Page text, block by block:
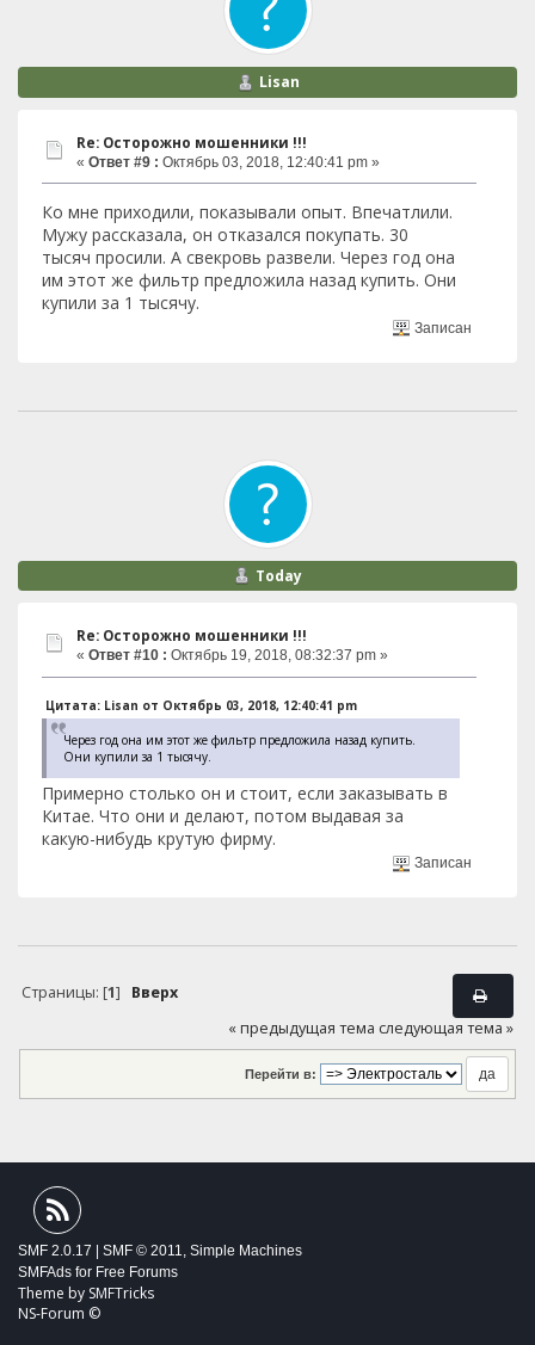
Lisan
Re: Осторожно мошенники !!!
« Ответ #9 : Октябрь 03, 2018, 12:40:41 pm »
Ко мне приходили, показывали опыт. Впечатлили.
Мужу рассказала, он отказался покупать. 30
тысяч просили. А свекровь развели. Через год она
им этот же фильтр предложила назад купить. Они
купили за 1 тысячу.
Записан
Today
Re: Осторожно мошенники !!!
« Ответ #10 : Октябрь 19, 2018, 08:32:37 pm »
Цитата: Lisan от Октябрь 03, 2018, 12:40:41 pm
Через год она им этот же фильтр предложила назад купить.
Они купили за 1 тысячу.
Примерно столько он и стоит, если заказывать в
Китае. Что они и делают, потом выдавая за
какую-нибудь крутую фирму.
Записан
Страницы: [1] Вверх
« предыдущая тема следующая тема »
Перейти в:
SMF 2.0.17 | SMF © 2011
Simple Machines
SMFAds for Free Forums
Theme by SMFTricks
NS-Forum ©